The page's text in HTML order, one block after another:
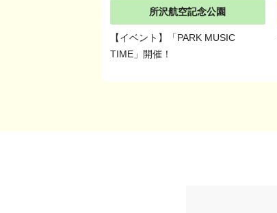
所沢航空記念公園
【イベント】「PARK MUSIC
TIME」開催！